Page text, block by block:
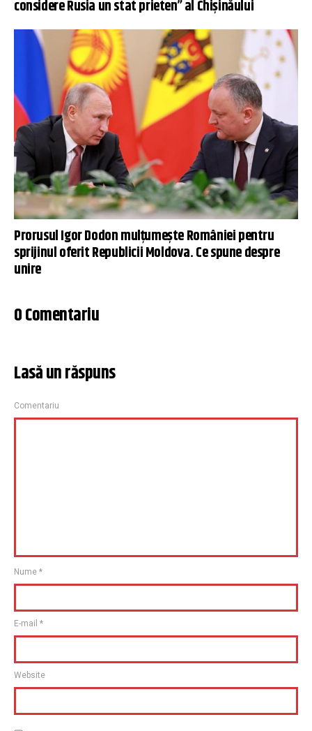
considere Rusia un stat prieten” al Chișinăului
Prorusul Igor Dodon mulțumește României pentru
sprijinul oferit Republicii Moldova. Ce spune despre
unire
0 Comentariu
Lasă un răspuns
Comentariu
Nume *
E-mail *
Website